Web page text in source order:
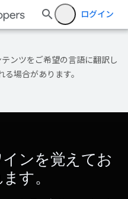
ログイン
ンツをご希望の言語に翻訳し
場合があります。
インを覚えてお
す。